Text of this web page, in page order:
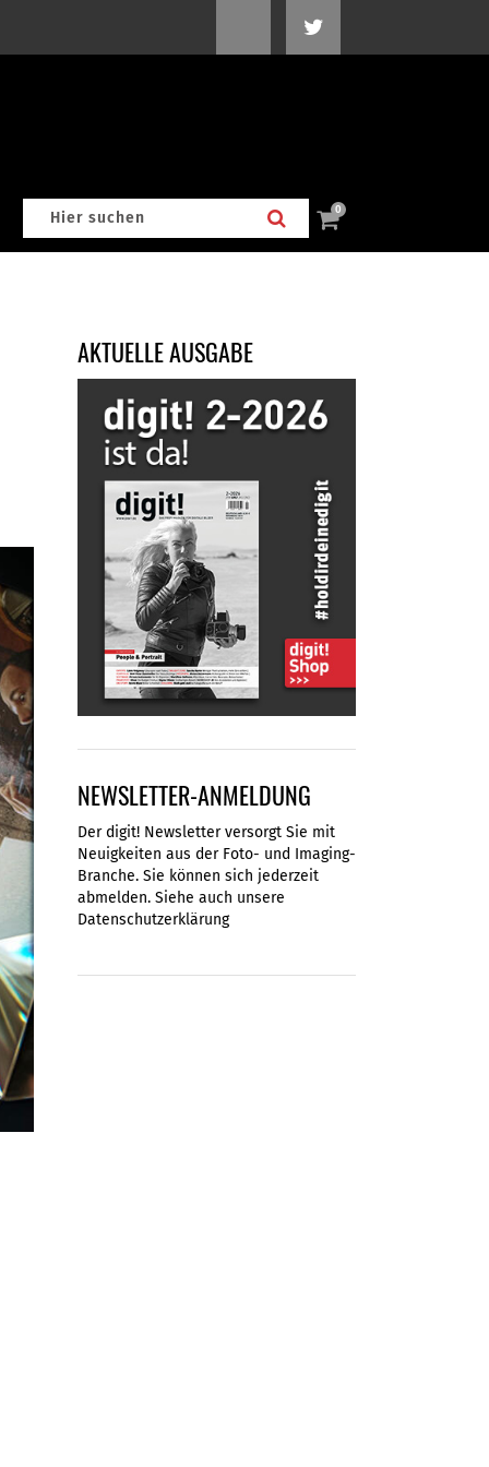
0
AKTUELLE AUSGABE
NEWSLETTER-ANMELDUNG
Der digit! Newsletter versorgt Sie mit
Neuigkeiten aus der Foto- und Imaging-
Branche. Sie können sich jederzeit
abmelden. Siehe auch unsere
Datenschutzerklärung